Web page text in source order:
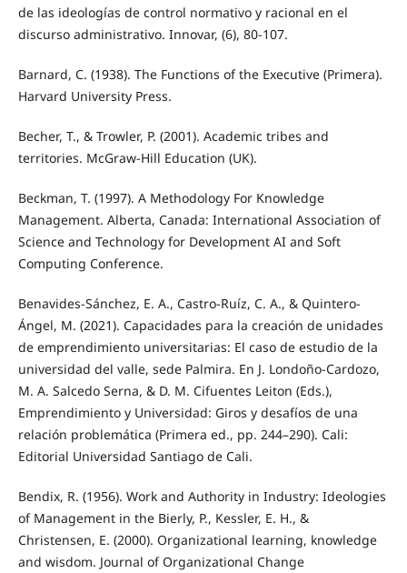
de las ideologías de control normativo y racional en el
discurso administrativo. Innovar, (6), 80-107.
Barnard, C. (1938). The Functions of the Executive (Primera).
Harvard University Press.
Becher, T., & Trowler, P. (2001). Academic tribes and
territories. McGraw-Hill Education (UK).
Beckman, T. (1997). A Methodology For Knowledge
Management. Alberta, Canada: International Association of
Science and Technology for Development AI and Soft
Computing Conference.
Benavides-Sánchez, E. A., Castro-Ruíz, C. A., & Quintero-
Ángel, M. (2021). Capacidades para la creación de unidades
de emprendimiento universitarias: El caso de estudio de la
universidad del valle, sede Palmira. En J. Londoño-Cardozo,
M. A. Salcedo Serna, & D. M. Cifuentes Leiton (Eds.),
Emprendimiento y Universidad: Giros y desafíos de una
relación problemática (Primera ed., pp. 244–290). Cali:
Editorial Universidad Santiago de Cali.
Bendix, R. (1956). Work and Authority in Industry: Ideologies
of Management in the Bierly, P., Kessler, E. H., &
Christensen, E. (2000). Organizational learning, knowledge
and wisdom. Journal of Organizational Change